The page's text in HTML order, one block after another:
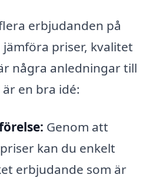
erbjudanden på
priser, kvalitet
några anledningar till
en bra idé:
Genom att
kan du enkelt
erbjudande som är